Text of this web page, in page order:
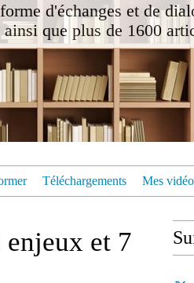
d'échanges et de
que plus de 1600
Téléchargements Mes
et 7